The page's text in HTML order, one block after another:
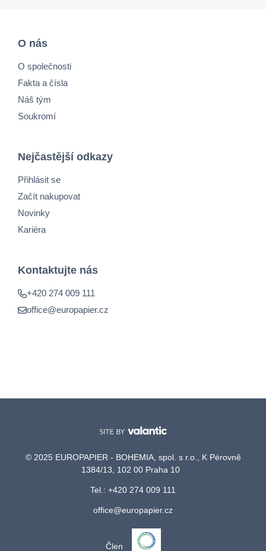
O nás
O společnosti
Fakta a čísla
Náš tým
Soukromí
Nejčastější odkazy
Přihlásit se
Začít nakupovat
Novinky
Kariéra
Kontaktujte nás
+420 274 009 111
office@europapier.cz
© 2025 EUROPAPIER - BOHEMIA, spol. s r.o., K Pérovně
1384/13, 102 00 Praha 10
Tel.: +420 274 009 111
office@europapier.cz
Člen